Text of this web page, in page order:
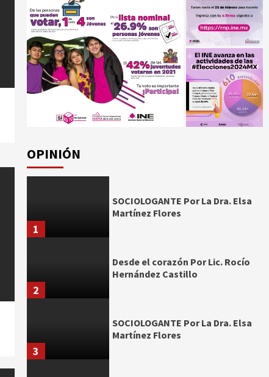
OPINIÓN
1
SOCIOLOGANTE Por La Dra. Elsa
Martínez Flores
2
Desde el corazón Por Lic. Rocío
Hernández Castillo
3
SOCIOLOGANTE Por La Dra. Elsa
Martínez Flores